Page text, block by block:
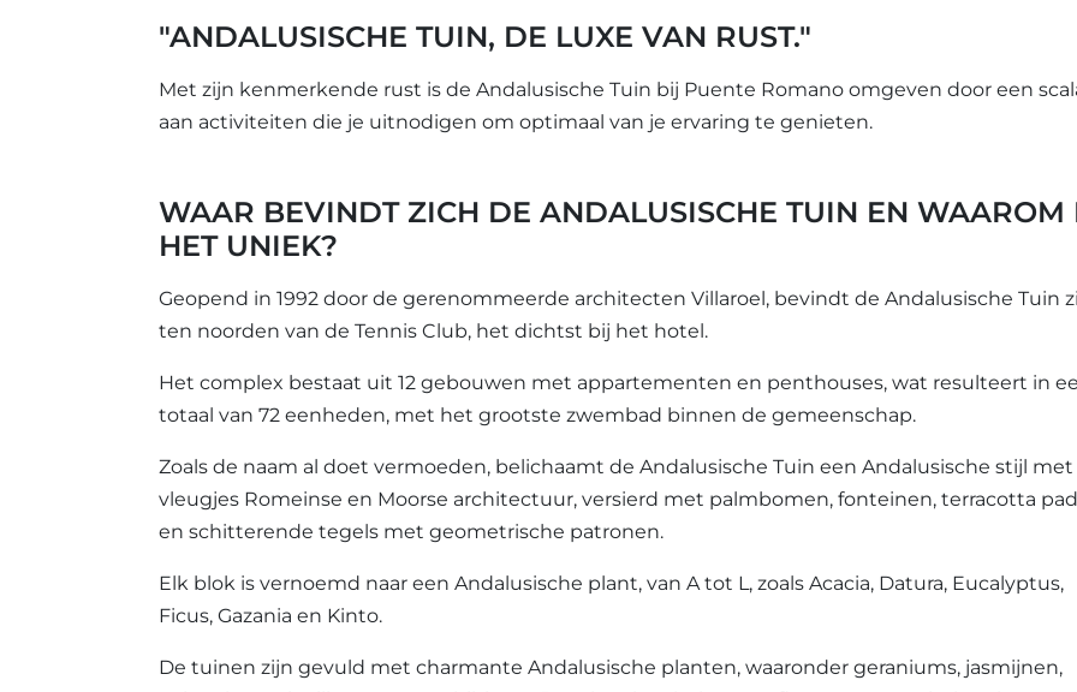
"ANDALUSISCHE TUIN, DE LUXE VAN RUST."
Met zijn kenmerkende rust is de Andalusische Tuin bij Puente Romano omgeven door een
aan activiteiten die je uitnodigen om optimaal van je ervaring te genieten.
WAAR BEVINDT ZICH DE ANDALUSISCHE TUIN EN WAAROM
HET UNIEK?
Geopend in 1992 door de gerenommeerde architecten Villaroel, bevindt de Andalusische Tuin
ten noorden van de Tennis Club, het dichtst bij het hotel.
Het complex bestaat uit 12 gebouwen met appartementen en penthouses, wat resulteert in
totaal van 72 eenheden, met het grootste zwembad binnen de gemeenschap.
Zoals de naam al doet vermoeden, belichaamt de Andalusische Tuin een Andalusische stijl met
vleugjes Romeinse en Moorse architectuur, versierd met palmbomen, fonteinen, terracotta
en schitterende tegels met geometrische patronen.
Elk blok is vernoemd naar een Andalusische plant, van A tot L, zoals Acacia, Datura, Eucalyptus,
Ficus, Gazania en Kinto.
De tuinen zijn gevuld met charmante Andalusische planten, waaronder geraniums, jasmijnen,